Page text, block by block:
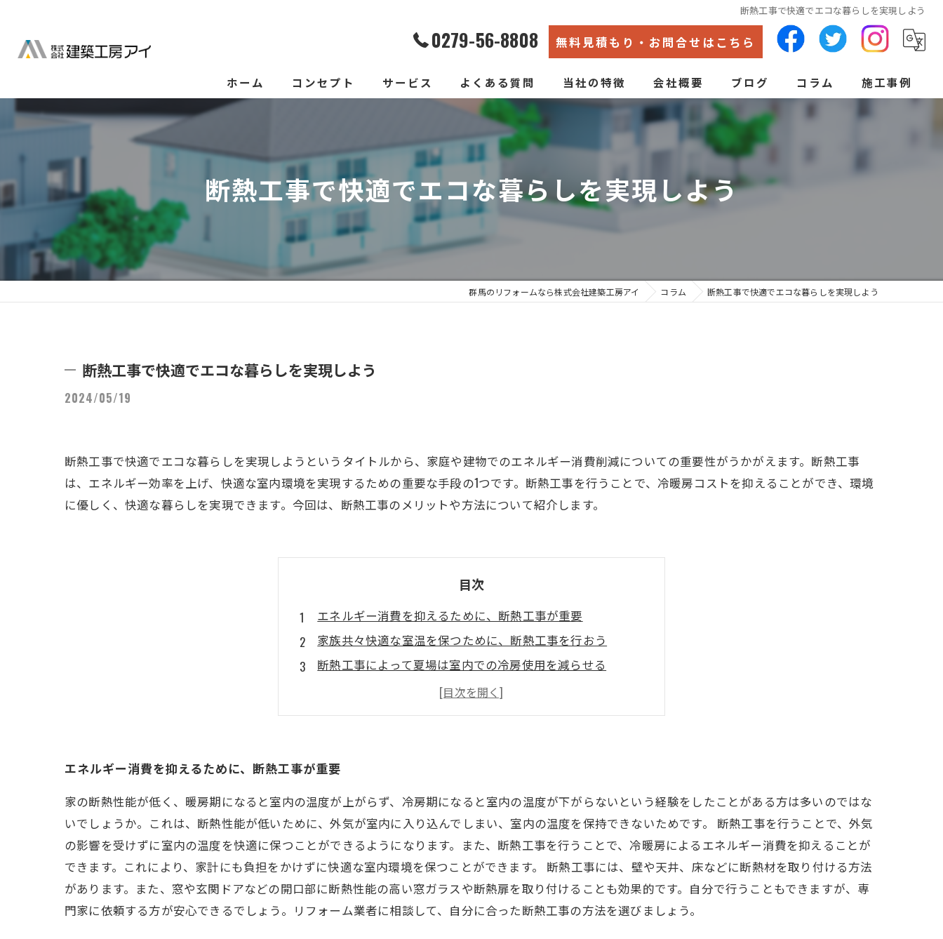
断熱工事で快適でエコな暮らしを実現しよう
0279-56-8808 無料見積もり・お問合せはこちら
ホーム コンセプト サービス
新築そっくりリフォーム
よくある質問 当社の特徴
水回り
断熱
会社概要
代表あいさつ
ブログ コラム 施工事例
断熱工事で快適でエコな暮らしを実現しよう
群馬のリフォームなら株式会社建築工房アイ コラム 断熱工事で快適でエコな暮らしを実現しよう
断熱工事で快適でエコな暮らしを実現しよう
2024/05/19
断熱工事で快適でエコな暮らしを実現しようというタイトルから、家庭や建物でのエネルギー消費削減についての重要性がうかがえます。断熱工事
は、エネルギー効率を上げ、快適な室内環境を実現するための重要な手段の1つです。断熱工事を行うことで、冷暖房コストを抑えることができ、環境
に優しく、快適な暮らしを実現できます。今回は、断熱工事のメリットや方法について紹介します。
目次
エネルギー消費を抑えるために、断熱工事が重要
家族共々快適な室温を保つために、断熱工事を行おう
断熱工事によって夏場は室内での冷房使用を減らせる
冬場も暖房使用を減らせる！断熱工事の効果とは
環境にも優しく、家計にも嬉しい、断熱工事のメリットとは
エネルギー消費を抑えるために、断熱工事が重要
家の断熱性能が低く、暖房期になると室内の温度が上がらず、冷房期になると室内の温度が下がらないという経験をしたことがある方は多いのではな
いでしょうか。これは、断熱性能が低いために、外気が室内に入り込んでしまい、室内の温度を保持できないためです。 断熱工事を行うことで、外気
の影響を受けずに室内の温度を快適に保つことができるようになります。また、断熱工事を行うことで、冷暖房によるエネルギー消費を抑えることが
できます。これにより、家計にも負担をかけずに快適な室内環境を保つことができます。 断熱工事には、壁や天井、床などに断熱材を取り付ける方法
があります。また、窓や玄関ドアなどの開口部に断熱性能の高い窓ガラスや断熱扉を取り付けることも効果的です。自分で行うこともできますが、専
門家に依頼する方が安心できるでしょう。リフォーム業者に相談して、自分に合った断熱工事の方法を選びましょう。